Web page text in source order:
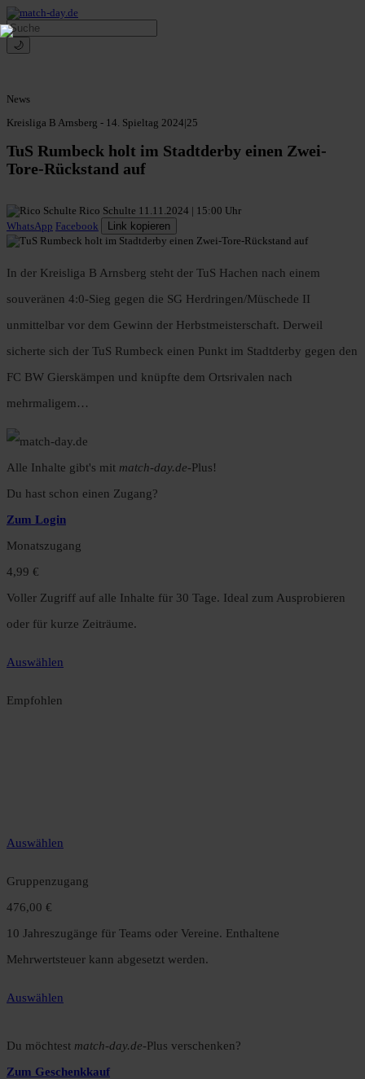
🌙
News
Kreisliga B Arnsberg - 14. Spieltag 2024|25
TuS Rumbeck holt im Stadtderby einen Zwei-
Tore-Rückstand auf
Rico Schulte 11.11.2024 | 15:00 Uhr
WhatsApp Facebook Link kopieren
In der Kreisliga B Arnsberg steht der TuS Hachen nach einem
souveränen 4:0-Sieg gegen die SG Herdringen/Müschede II
unmittelbar vor dem Gewinn der Herbstmeisterschaft. Derweil
sicherte sich der TuS Rumbeck einen Punkt im Stadtderby gegen den
FC BW Gierskämpen und knüpfte dem Ortsrivalen nach
mehrmaligem…
Alle Inhalte gibt's mit match-day.de-Plus!
Du hast schon einen Zugang?
Zum Login
Monatszugang
4,99 €
Voller Zugriff auf alle Inhalte für 30 Tage. Ideal zum Ausprobieren
oder für kurze Zeiträume.
Auswählen
Empfohlen
Auswählen
Gruppenzugang
476,00 €
10 Jahreszugänge für Teams oder Vereine. Enthaltene
Mehrwertsteuer kann abgesetzt werden.
Auswählen
Du möchtest match-day.de-Plus verschenken?
Zum Geschenkkauf